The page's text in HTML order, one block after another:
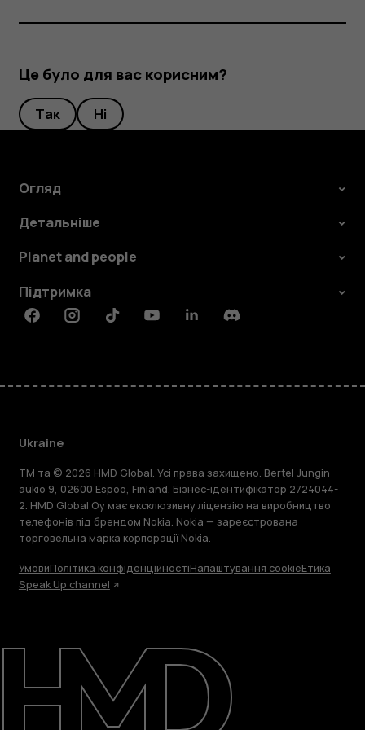
Детальніше
Підтримка
Це було для вас корисним?
Так Ні
Огляд
Детальніше
Planet and people
Підтримка
FacebookInstagramTiktokYoutubeLinkedinDiscord
Ukraine
TM та © 2026 HMD Global. Усі права захищено. Bertel Jungin
aukio 9, 02600 Espoo, Finland. Бізнес-ідентифікатор 2724044-
2. HMD Global Oy має ексклюзивну ліцензію на виробництво
телефонів під брендом Nokia. Nokia — зареєстрована
торговельна марка корпорації Nokia.
УмовиПолітика конфіденційностіНалаштування cookieЕтика
Speak Up channel